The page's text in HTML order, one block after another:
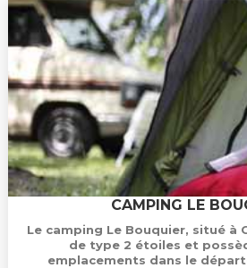
CAMPING LE
Le camping Le Bouquier, situé à
de type 2 étoiles et
emplacements dans le